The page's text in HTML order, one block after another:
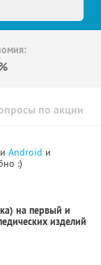
по акции
Android и
:)
на первый и
изделий